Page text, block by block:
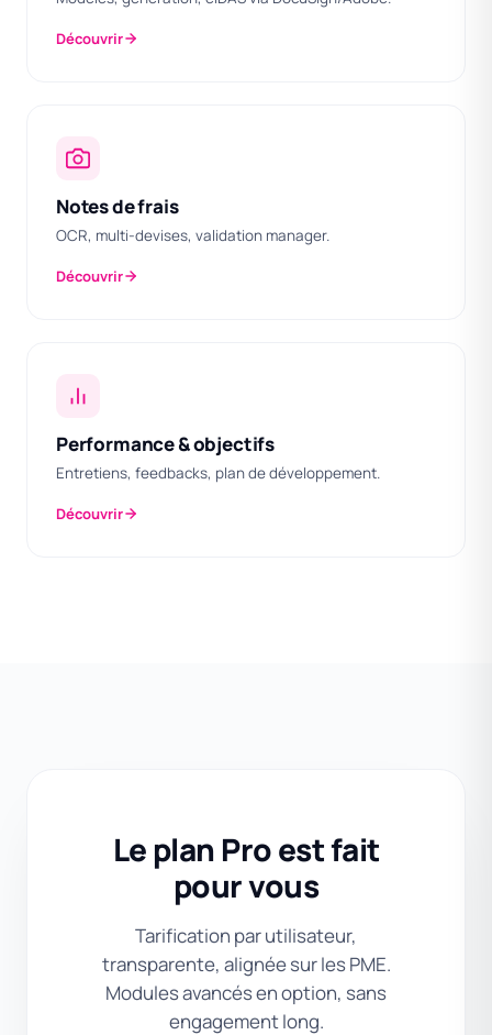
Découvrir
Notes de frais
OCR, multi-devises, validation manager.
Découvrir
Performance & objectifs
Entretiens, feedbacks, plan de développement.
Découvrir
Le plan Pro est fait
pour vous
Tarification par utilisateur,
transparente, alignée sur les PME.
Modules avancés en option, sans
engagement long.